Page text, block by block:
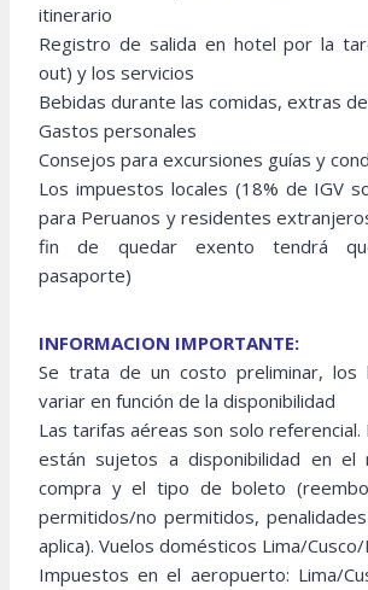
itinerario
Registro de salida en hotel por la
out) y los servicios
Bebidas durante las comidas, extras
Gastos personales
Consejos para excursiones guías y
Los impuestos locales (18% de IGV
para Peruanos y residentes
fin de quedar exento tendrá
pasaporte)
INFORMACION IMPORTANTE:
Se trata de un costo preliminar, los
variar en función de la disponibilidad
Las tarifas aéreas son solo referencial.
están sujetos a disponibilidad en el
compra y el tipo de boleto
permitidos/no permitidos,
aplica). Vuelos domésticos Lima/
Impuestos en el aeropuerto: Lima/